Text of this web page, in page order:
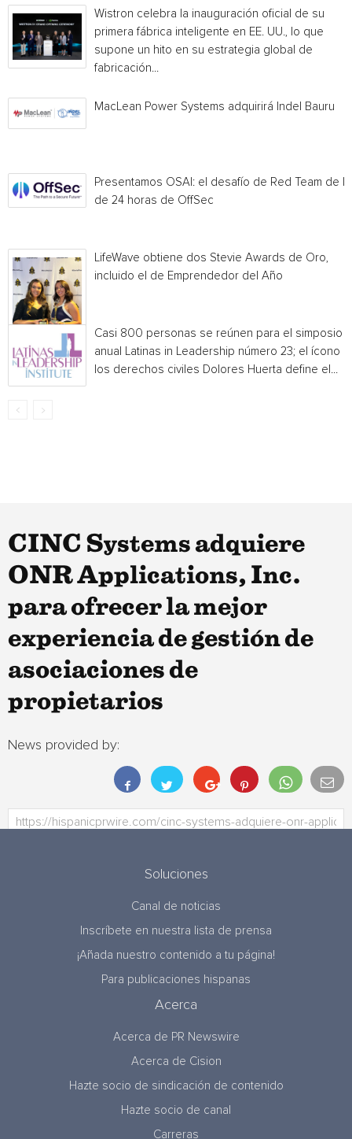
Wistron celebra la inauguración oficial de su
primera fábrica inteligente en EE. UU., lo que
supone un hito en su estrategia global de
fabricación...
MacLean Power Systems adquirirá Indel Bauru
Presentamos OSAI: el desafío de Red Team de IA
de 24 horas de OffSec
LifeWave obtiene dos Stevie Awards de Oro,
incluido el de Emprendedor del Año
Casi 800 personas se reúnen para el simposio
anual Latinas in Leadership número 23; el ícono
los derechos civiles Dolores Huerta define el...
CINC Systems adquiere
ONR Applications, Inc.
para ofrecer la mejor
experiencia de gestión de
asociaciones de
propietarios
News provided by:
Soluciones
Canal de noticias
Inscríbete en nuestra lista de prensa
¡Añada nuestro contenido a tu página!
Para publicaciones hispanas
Acerca
Acerca de PR Newswire
Acerca de Cision
Hazte socio de sindicación de contenido
Hazte socio de canal
Carreras